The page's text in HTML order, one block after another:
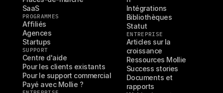
SaaS
PROGRAMMES
Affiliés
Agences
Startups
SUPPORT
Centre d'aide
Pour les clients existants
Pour le support commercial
Payé avec Mollie ?
Intégrations
Bibliothèques
Statut
ENTREPRISE
Articles sur la
croissance
Ressources Mollie
Success stories
Documents et
rapports